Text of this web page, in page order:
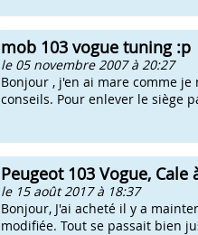
mob 103 vogue tuning :p
le 05 novembre 2007 à 20:27
Bonjour , j'en ai mare comme
conseils. Pour enlever le siège
Peugeot 103 Vogue, Cale
le 15 août 2017 à 18:37
Bonjour, J'ai acheté il y a
modifiée. Tout se passait bien